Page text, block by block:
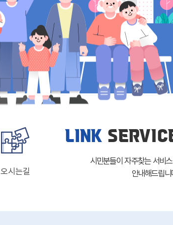
LINK
시민분들이 자주찾는 서비
안내해드립니
오시는길